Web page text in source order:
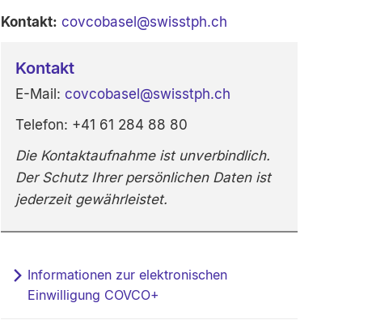
Kontakt: covcobasel@swisstph.ch
Kontakt
E-Mail: covcobasel@swisstph.ch
Telefon: +41 61 284 88 80
Die Kontaktaufnahme ist unverbindlich.
Der Schutz Ihrer persönlichen Daten ist
jederzeit gewährleistet.
Informationen zur elektronischen
Einwilligung COVCO+